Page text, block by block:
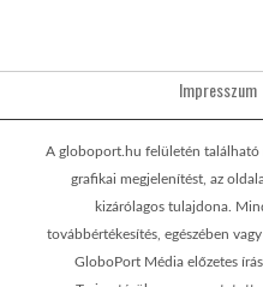
Impresszum
A globoport.hu felületén található
grafikai megjelenítést, az
kizárólagos tulajdona.
továbbértékesítés, egészében
GloboPort Média előzetes